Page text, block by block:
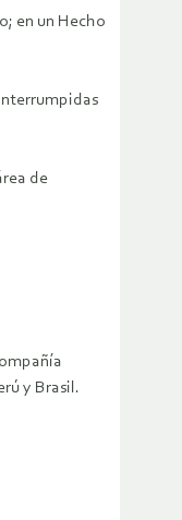
en un Hecho
de
y Brasil.